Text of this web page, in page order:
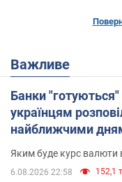
Важливе
Банки
українцям
найближчими
Яким буде курс валюти
6.08.2026 22:58 152,1